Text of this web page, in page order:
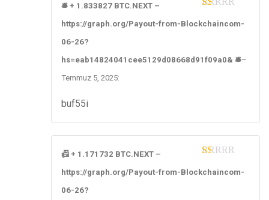
ou
5
🛎 + 1.833827 BTC.NEXT –
https://graph.org/Payout-from-Blockchaincom-
06-26?
hs=eab14824041cee5129d08668d91f09a0& 🛎–
Temmuz 5, 2025:
buf55i
ou
📠 + 1.171732 BTC.NEXT –
https://graph.org/Payout-from-Blockchaincom-
06-26?